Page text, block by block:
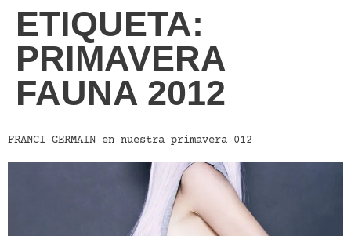
ETIQUETA:
PRIMAVERA
FAUNA 2012
FRANCI GERMAIN en nuestra primavera 012